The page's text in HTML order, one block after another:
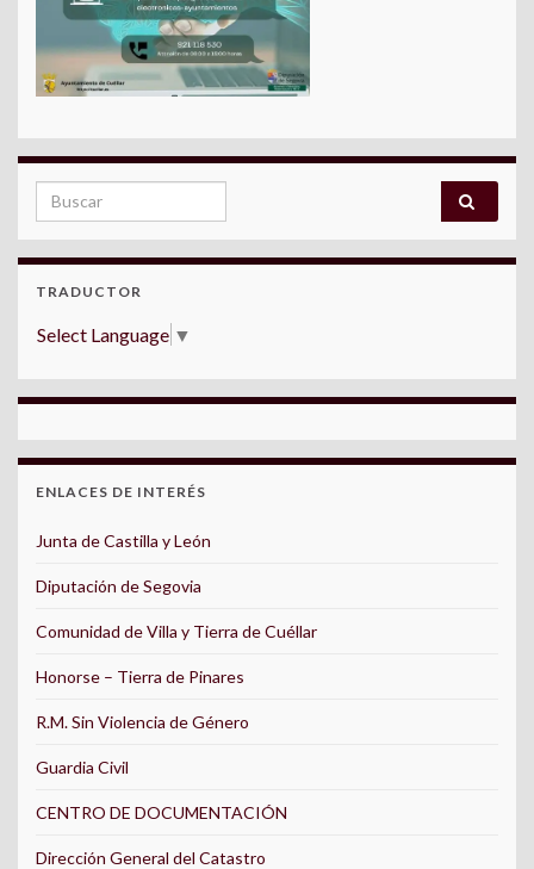
Search for:
TRADUCTOR
Select Language ▼
ENLACES DE INTERÉS
Junta de Castilla y León
Diputación de Segovia
Comunidad de Villa y Tierra de Cuéllar
Honorse – Tierra de Pinares
R.M. Sin Violencia de Género
Guardia Civil
CENTRO DE DOCUMENTACIÓN
Dirección General del Catastro